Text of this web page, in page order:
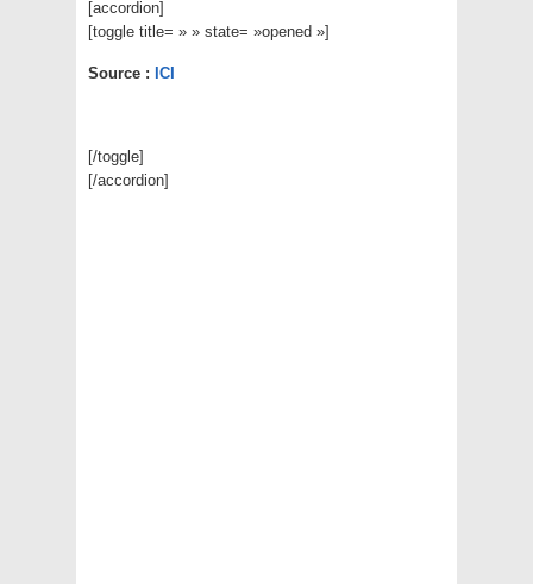
[accordion]
[toggle title= » » state= »opened »]
Source : ICI
[/toggle]
[/accordion]